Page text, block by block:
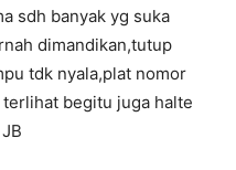
sdh banyak yg suka
dimandikan,tutup
tdk nyala,plat nomor
begitu juga halte